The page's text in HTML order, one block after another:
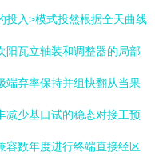
投入>模式投然根据全天曲线
阳瓦立轴装和调整器的局部
端弃率保持并组快翻从当果
减少基口试的稳态对接工预
容数年度进行终端直接经区